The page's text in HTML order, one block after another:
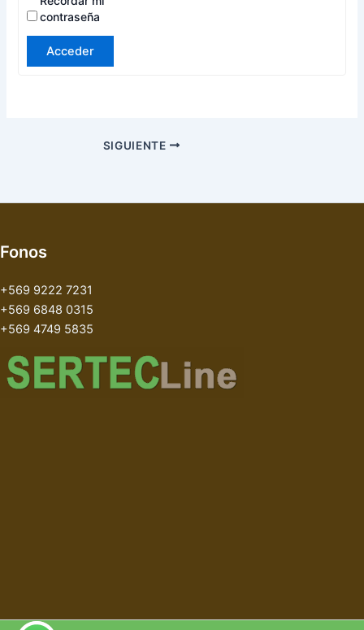
contraseña
Acceder
SIGUIENTE
Fonos
+569 9222 7231
+569 6848 0315
+569 4749 5835